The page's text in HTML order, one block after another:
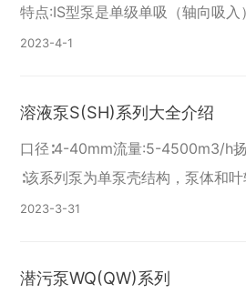
特点:IS型泵是单级单吸（轴向吸入
低于80C的清水或物理、化学性质
1
2023-4
溶液泵S(SH)系列大全介绍
口径∶4-40mm流量:5-4500m3/h
∶该系列泵为单泵壳结构，泵体和
具有维修简单、拆卸方便、容易操
31
2023-3
潜污泵WQ(QW)系列